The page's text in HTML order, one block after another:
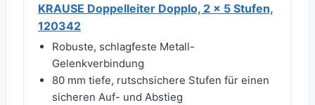
KRAUSE Doppelleiter Dopplo, 2 x 5 Stufen,
120342
Robuste, schlagfeste Metall-
Gelenkverbindung
80 mm tiefe, rutschsichere Stufen für einen
sicheren Auf- und Abstieg